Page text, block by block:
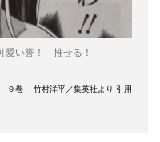
愛い誉！ 推せる！
９巻 竹村洋平／集英社より 引用